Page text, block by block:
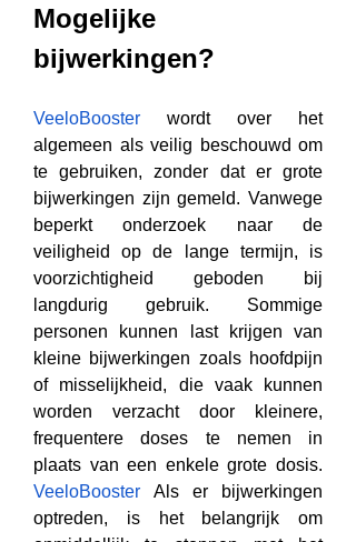
Mogelijke
bijwerkingen?
VeeloBooster wordt over het
algemeen als veilig beschouwd om
te gebruiken, zonder dat er grote
bijwerkingen zijn gemeld. Vanwege
beperkt onderzoek naar de
veiligheid op de lange termijn, is
voorzichtigheid geboden bij
langdurig gebruik. Sommige
personen kunnen last krijgen van
kleine bijwerkingen zoals hoofdpijn
of misselijkheid, die vaak kunnen
worden verzacht door kleinere,
frequentere doses te nemen in
VeeloBooster Als er bijwerkingen
optreden, is het belangrijk om